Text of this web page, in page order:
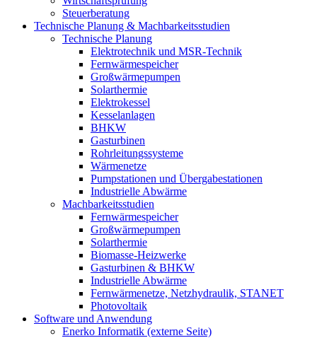
Steuerberatung
Technische Planung & Machbarkeitsstudien
Technische Planung
Elektrotechnik und MSR-Technik
Fernwärmespeicher
Großwärmepumpen
Solarthermie
Elektrokessel
Kesselanlagen
BHKW
Gasturbinen
Rohrleitungssysteme
Wärmenetze
Pumpstationen und Übergabestationen
Industrielle Abwärme
Machbarkeitsstudien
Fernwärmespeicher
Großwärmepumpen
Solarthermie
Biomasse-Heizwerke
Gasturbinen & BHKW
Industrielle Abwärme
Fernwärmenetze, Netzhydraulik, STANET
Photovoltaik
Software und Anwendung
Enerko Informatik (externe Seite)